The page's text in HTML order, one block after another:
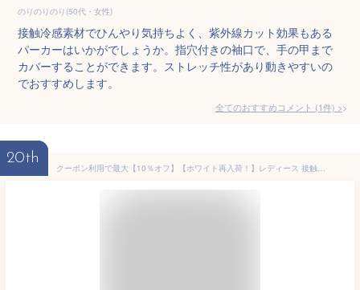
のりのりのり(50代・女性)
接触冷感素材でひんやり気持ちよく、紫外線カット効果もある
パーカーはいかがでしょうか。指穴付きの袖口で、手の甲まで
カバーすることができます。ストレッチ性があり動きやすいの
でおすすめします。
全てのおすすめコメント (1件) >
20th
クーポン利用で最大【10％オフ】【ホワイト再入荷！】レディース 接触冷感 涼しい さらさら パーカー フーディー トップス フード付き 半袖 5分袖 前後アシメ丈 ストレッチ素材 クールタッチ 伸縮 軽い ホワイト チャコール 7123-5384 夏 夏休み 旅行 運動会 体育祭